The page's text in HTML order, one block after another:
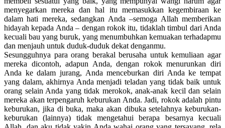
menyegarkan mereka dan hal itu memasukkan kegembiraan ke
dalam hati mereka, sedangkan Anda –semoga Allah memberikan
hidayah kepada Anda – dengan rokok itu, tidaklah timbul dari Anda
kecuali bau yang buruk, yang menumbuhkan kemuakan terhadapmu
dan menjauh untuk duduk-duduk dekat denganmu.
Sesungguhnya para orang berakal berusaha untuk kemuliaan agar
mereka dicontoh, adapun Anda, dengan rokok menurunkan diri
Anda ke dalam jurang, Anda menceburkan diri Anda ke tempat
yang dalam, akhirnya Anda menjadi teladan yang tidak baik untuk
orang selain Anda yang tidak merokok, anak-anak kecil dan selain
mereka akan terpengaruh keburukan Anda. Jadi, rokok adalah pintu
keburukan, jika di buka, maka akan dibuka setelahnya keburukan-
keburukan (lainnya) tidak mengetahui berapa besarnya kecuali